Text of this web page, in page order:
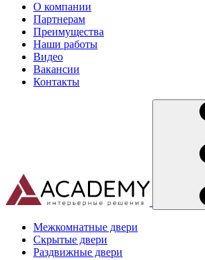
О компании
Партнерам
Преимущества
Наши работы
Видео
Вакансии
Контакты
Межкомнатные двери
Скрытые двери
Раздвижные двери